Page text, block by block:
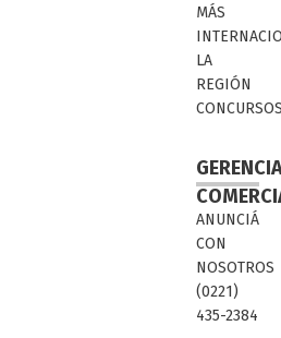
MÁS
LA
REGIÓN
ANUNCIÁ
CON
NOSOTROS
(0221)
435-2384